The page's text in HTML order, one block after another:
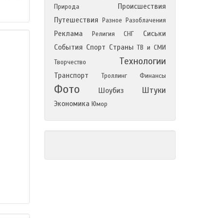
Природа
Происшествия
Путешествия
Разное Разоблачения
Реклама Религия СНГ
Сиськи
События Спорт Страны ТВ и СМИ
Творчество
Технологии
Транспорт Троллинг Финансы
Фото Шоубиз Штуки
Экономика Юмор